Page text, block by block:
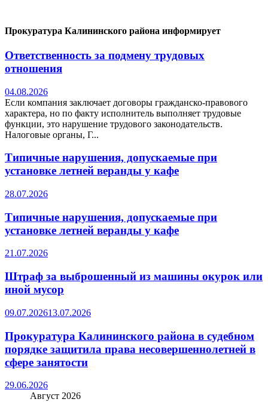
Прокуратура Калининского района информирует
Ответственность за подмену трудовых
отношения
04.08.2026
Если компания заключает договоры гражданско-правового
характера, но по факту исполнитель выполняет трудовые
функции, это нарушение трудового законодательств.
Налоговые органы, Г...
Типичные нарушения, допускаемые при
установке летней веранды у кафе
28.07.2026
Типичные нарушения, допускаемые при
установке летней веранды у кафе
21.07.2026
Штраф за выброшенный из машины окурок или
иной мусор
09.07.202613.07.2026
Прокуратура Калининского района в судебном
порядке защитила права несовершеннолетней в
сфере занятости
29.06.2026
Август 2026